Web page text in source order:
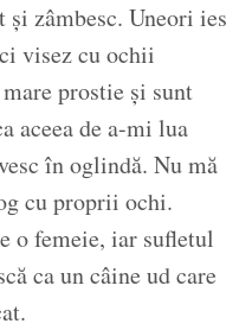
zâmbesc. Uneori ies
visez cu ochii
prostie și sunt
aceea de a-mi lua
în oglindă. Nu mă
cu proprii ochi.
o femeie, iar sufletul
ca un câine ud care